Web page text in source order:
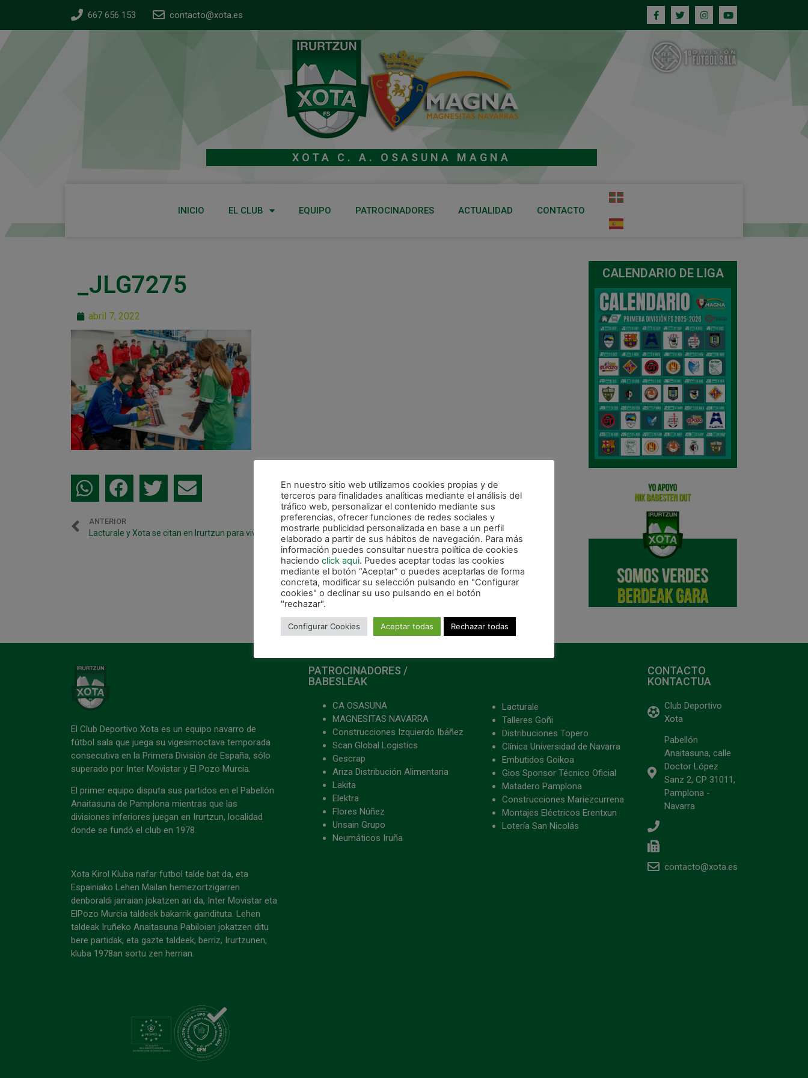
667 656 153 contacto@xota.es
XOTA C. A. OSASUNA MAGNA
INICIO EL CLUB EQUIPO PATROCINADORES ACTUALIDAD CONTACTO
_JLG7275
abril 7, 2022
ANTERIOR
Lacturale y Xota se citan en Irurtzun para vivir una jornada festiva con la cantera
CALENDARIO DE LIGA
El Club Deportivo Xota es un equipo navarro de
fútbol sala que juega su vigesimoctava temporada
consecutiva en la Primera División de España, sólo
superado por Inter Movistar y El Pozo Murcia.
El primer equipo disputa sus partidos en el Pabellón
Anaitasuna de Pamplona mientras que las
divisiones inferiores juegan en Irurtzun, localidad
donde se fundó el club en 1978.
Xota Kirol Kluba nafar futbol talde bat da, eta
Espainiako Lehen Mailan hemezortzigarren
denboraldi jarraian jokatzen ari da, Inter Movistar eta
ElPozo Murcia taldeek bakarrik gaindituta. Lehen
taldeak Iruñeko Anaitasuna Pabiloian jokatzen ditu
bere partidak, eta gazte taldeek, berriz, Irurtzunen,
kluba 1978an sortu zen herrian.
PATROCINADORES /
BABESLEAK
CA OSASUNA
MAGNESITAS NAVARRA
Construcciones Izquierdo Ibáñez
Scan Global Logistics
Gescrap
Ariza Distribución Alimentaria
Lakita
Elektra
Flores Núñez
Unsain Grupo
Neumáticos Iruña
Lacturale
Talleres Goñi
Distribuciones Topero
Clínica Universidad de Navarra
Embutidos Goikoa
Gios Sponsor Técnico Oficial
Matadero Pamplona
Construcciones Mariezcurrena
Montajes Eléctricos Erentxun
Lotería San Nicolás
CONTACTO
KONTACTUA
Club Deportivo
Xota
Pabellón
Anaitasuna, calle
Doctor López
Sanz 2, CP 31011,
Pamplona -
Navarra
contacto@xota.es
En nuestro sitio web utilizamos cookies propias y de
terceros para finalidades analíticas mediante el análisis del
tráfico web, personalizar el contenido mediante sus
preferencias, ofrecer funciones de redes sociales y
mostrarle publicidad personalizada en base a un perfil
elaborado a partir de sus hábitos de navegación. Para más
información puedes consultar nuestra política de cookies
haciendo click aqui. Puedes aceptar todas las cookies
mediante el botón “Aceptar” o puedes aceptarlas de forma
concreta, modificar su selección pulsando en "Configurar
cookies" o declinar su uso pulsando en el botón
"rechazar".
Configurar Cookies Aceptar todas Rechazar todas